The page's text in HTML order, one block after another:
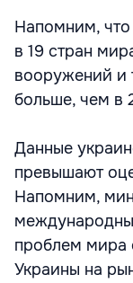
Напомним, что
в 19 стран
вооружений и
больше, чем в
Данные
превышают
Напомним,
проблем мира
Украины на